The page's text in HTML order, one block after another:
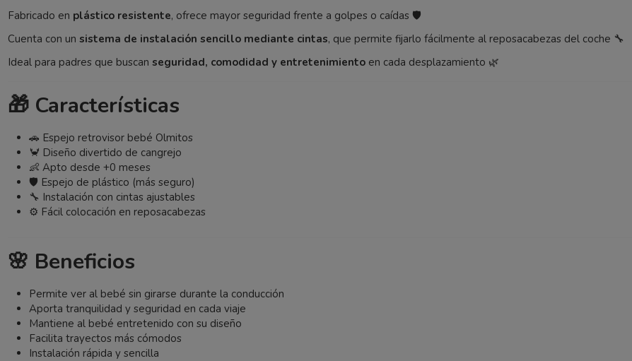
Fabricado en plástico resistente, ofrece mayor seguridad frente a golpes o caídas 🛡️
Cuenta con unsistema de instalación sencillo mediante cintas, que permite fijarlo fácilmente al reposacabezas del coche 🔧
Ideal para padres que buscanseguridad, comodidad y entretenimiento en cada desplazamiento 🌿
🎁 Características
🚗 Espejo retrovisor bebé Olmitos
🦀 Diseño divertido de cangrejo
👶 Apto desde +0 meses
🛡️ Espejo de plástico (más seguro)
🔧 Instalación con cintas ajustables
⚙️ Fácil colocación en reposacabezas
🌸 Beneficios
Permite ver al bebé sin girarse durante la conducción
Aporta tranquilidad y seguridad en cada viaje
Mantiene al bebé entretenido con su diseño
Facilita trayectos más cómodos
Instalación rápida y sencilla